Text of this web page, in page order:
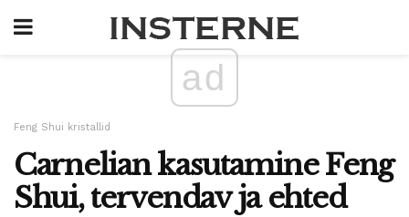
ad
Feng Shui kristallid
Carnelian kasutamine Feng
Shui, tervendav ja ehted